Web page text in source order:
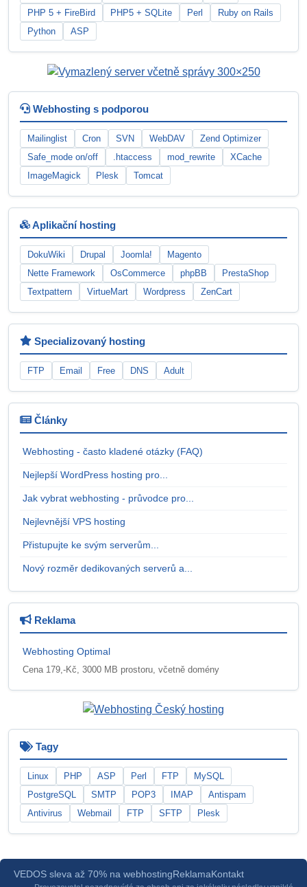
PHP 5 + FireBird
PHP5 + SQLite Perl
Ruby on Rails
Python
ASP
Webhosting s podporou
Mailinglist Cron SVN WebDAV
Zend Optimizer
Safe_mode on/off
.htaccess mod_rewrite
XCache
ImageMagick
Plesk Tomcat
Aplikační hosting
DokuWiki Drupal Joomla!
Magento
Nette Framework
OsCommerce phpBB
PrestaShop
Textpattern
VirtueMart Wordpress ZenCart
Specializovaný hosting
FTP Email Free DNS Adult
Články
Webhosting - často kladené otázky (FAQ)
Nejlepší WordPress hosting pro...
Jak vybrat webhosting - průvodce pro...
Nejlevnější VPS hosting
Přistupujte ke svým serverům...
Nový rozměr dedikovaných serverů a...
Reklama
Webhosting Optimal
Cena 179,-Kč, 3000 MB prostoru, včetně domény
Tagy
Linux PHP ASP Perl FTP
MySQL
PostgreSQL
SMTP POP3 IMAP
Antispam
Antivirus
Webmail FTP SFTP Plesk
VEDOS sleva až 70% na webhosting ReklamaKontakt